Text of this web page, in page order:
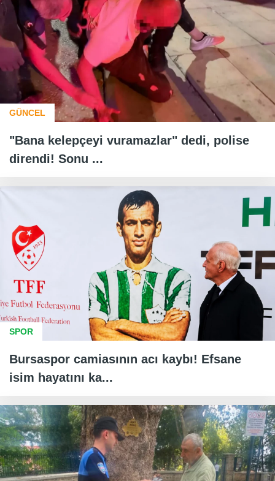
GÜNCEL
"Bana kelepçeyi vuramazlar" dedi, polise
direndi! Sonu ...
SPOR
Bursaspor camiasının acı kaybı! Efsane
isim hayatını ka...